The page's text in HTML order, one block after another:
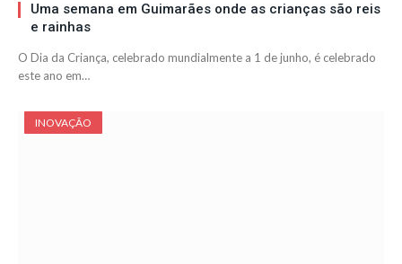
Uma semana em Guimarães onde as crianças são reis
e rainhas
O Dia da Criança, celebrado mundialmente a 1 de junho, é celebrado
este ano em…
INOVAÇÃO